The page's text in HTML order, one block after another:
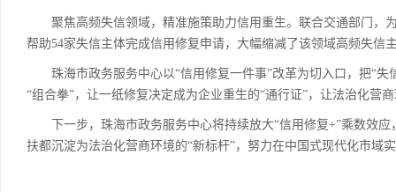
聚焦高频失信领域，精准施策助力信用重生。联合交通部门，
帮助54家失信主体完成信用修复申请，大幅缩减了该领域高频失信
珠海市政务服务中心以“信用修复一件事”改革为切入口，把“失
“组合拳”，让一纸修复决定成为企业重生的“通行证”，让法治化营
下一步，珠海市政务服务中心将持续放大“信用修复+”乘数效应
扶都沉淀为法治化营商环境的“新标杆”，努力在中国式现代化市域